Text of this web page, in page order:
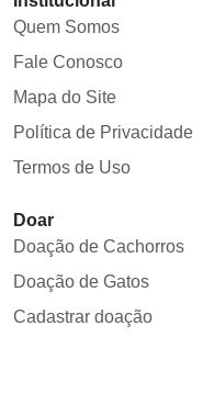
Quem Somos
Fale Conosco
Mapa do Site
Política de Privacidade
Termos de Uso
Doar
Doação de Cachorros
Doação de Gatos
Cadastrar doação